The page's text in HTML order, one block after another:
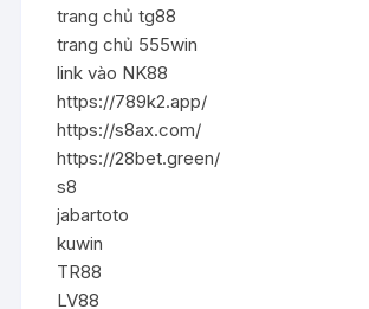
trang chủ tg88
trang chủ 555win
link vào NK88
https://789k2.app/
https://s8ax.com/
https://28bet.green/
s8
jabartoto
kuwin
TR88
LV88